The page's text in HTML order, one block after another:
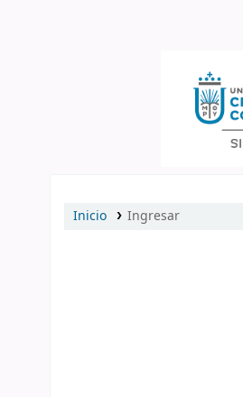
Inicio Ingresar